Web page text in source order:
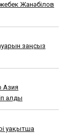
Жанәбілов
заңсыз
Азия
алды
уақытша